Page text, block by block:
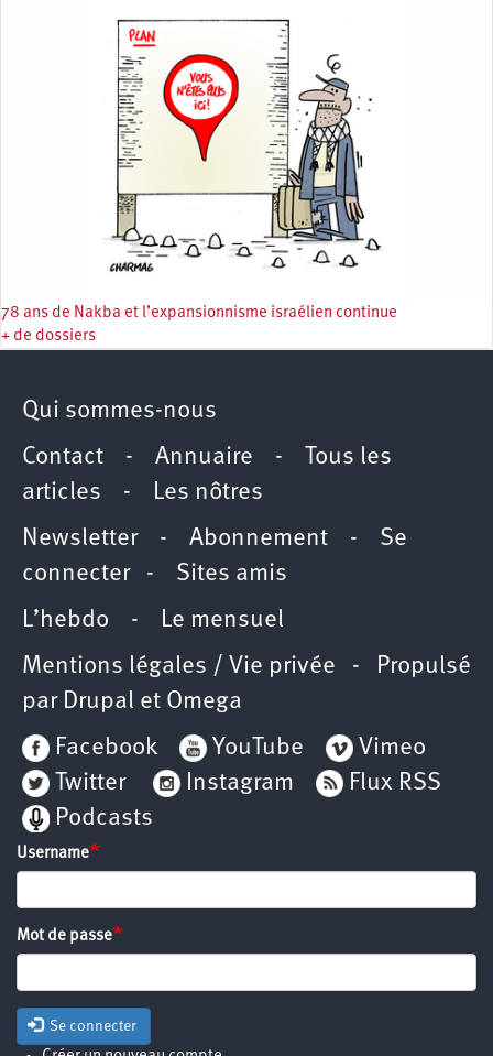
78 ans de Nakba et l’expansionnisme israélien continue
+ de dossiers
Qui sommes-nous
Contact - Annuaire -
Tous les
articles - Les nôtres
Newsletter- Abonnement - Se
connecter- Sites amis
L’hebdo - Le mensuel
Mentions légales / Vie privée - Propulsé
par Drupal et Omega
Facebook
YouTube
Vimeo
Twitter
Instagram
Flux RSS
Podcasts
Username
Mot de passe
Se connecter